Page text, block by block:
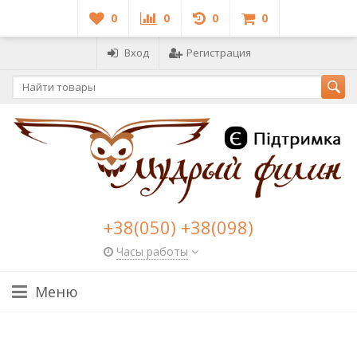
0 0 0 0
Вход Регистрация
+38(050) +38(098)
Часы работы
Меню